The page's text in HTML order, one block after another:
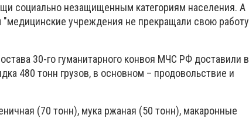
социально незащищенным категориям населения. А
учреждения не прекращали свою работу
30-го гуманитарного конвоя МЧС РФ доставили в
480 тонн грузов, в основном – продовольствие и
(70 тонн), мука ржаная (50 тонн), макаронные